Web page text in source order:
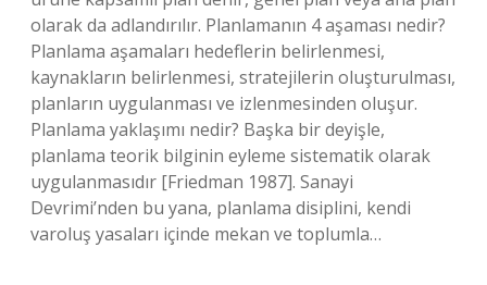
olarak da adlandırılır. Planlamanın 4 aşaması nedir?
Planlama aşamaları hedeflerin belirlenmesi,
kaynakların belirlenmesi, stratejilerin oluşturulması,
planların uygulanması ve izlenmesinden oluşur.
Planlama yaklaşımı nedir? Başka bir deyişle,
planlama teorik bilginin eyleme sistematik olarak
uygulanmasıdır [Friedman 1987]. Sanayi
Devrimi’nden bu yana, planlama disiplini, kendi
varoluş yasaları içinde mekan ve toplumla…